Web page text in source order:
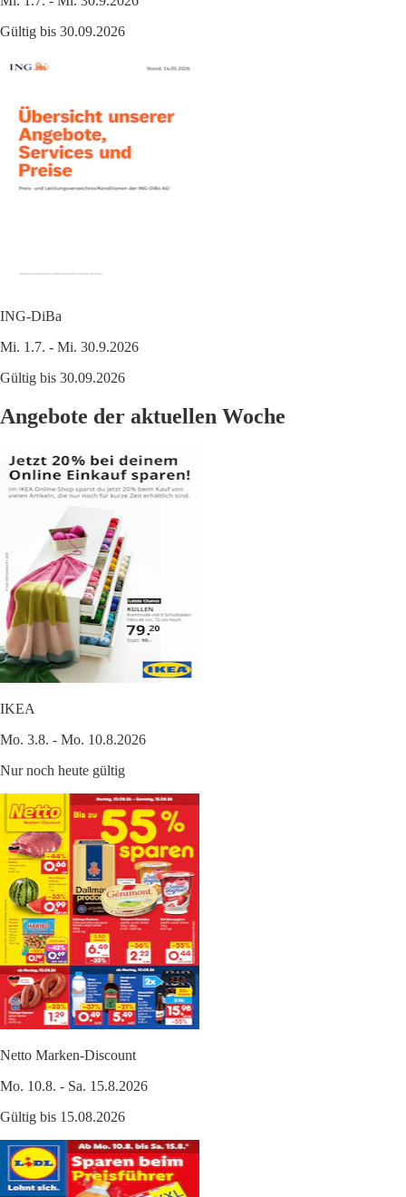
Gültig bis 30.09.2026
ING-DiBa
Mi. 1.7. - Mi. 30.9.2026
Gültig bis 30.09.2026
Angebote der aktuellen Woche
IKEA
Mo. 3.8. - Mo. 10.8.2026
Nur noch heute gültig
Netto Marken-Discount
Mo. 10.8. - Sa. 15.8.2026
Gültig bis 15.08.2026